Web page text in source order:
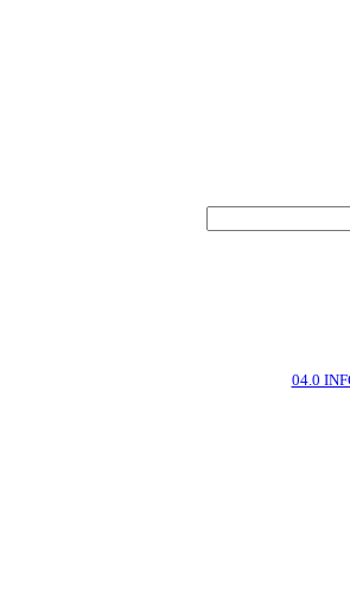
04.0